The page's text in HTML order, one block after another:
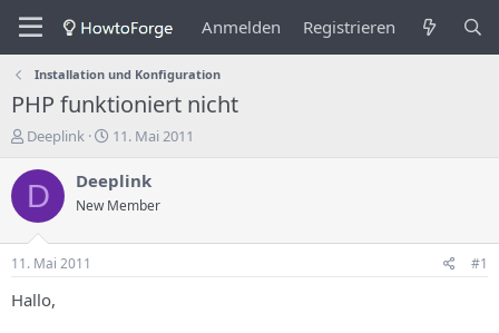
Anmelden Registrieren
Installation und Konfiguration
PHP funktioniert nicht
E
s
e
e
r
Deeplink
E
s
t
e
11. Mai 2011
D Deeplink
New Member
11. Mai 2011 #1
Hallo,